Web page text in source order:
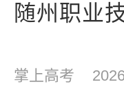
随州职业
掌上高考